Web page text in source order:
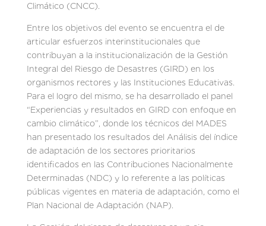
Climático (CNCC).
Entre los objetivos del evento se encuentra el de
articular esfuerzos interinstitucionales que
contribuyan a la institucionalización de la Gestión
Integral del Riesgo de Desastres (GIRD) en los
organismos rectores y las Instituciones Educativas.
Para el logro del mismo, se ha desarrollado el panel
“Experiencias y resultados en GIRD con enfoque en
cambio climático”, donde los técnicos del MADES
han presentado los resultados del Análisis del índice
de adaptación de los sectores prioritarios
identificados en las Contribuciones Nacionalmente
Determinadas (NDC) y lo referente a las políticas
públicas vigentes en materia de adaptación, como el
Plan Nacional de Adaptación (NAP).